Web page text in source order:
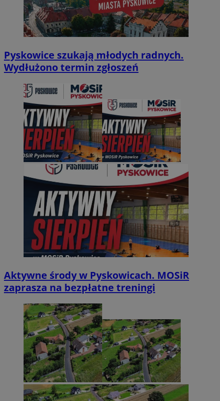
Pyskowice szukają młodych radnych.
Wydłużono termin zgłoszeń
Aktywne środy w Pyskowicach. MOSiR
zaprasza na bezpłatne treningi